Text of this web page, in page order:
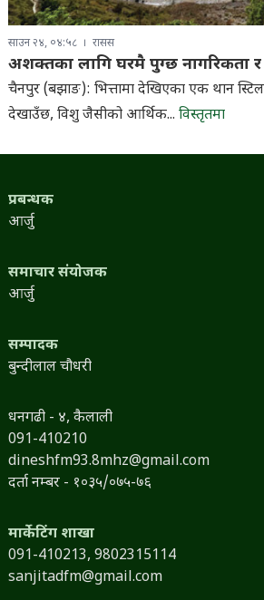
साउन २४, ०४:५८ रासस
अशक्तका लागि घरमै पुग्छ नागरिकता र
चैनपुर (बझाङ): भित्तामा देखिएका एक थान
देखाउँछ, विशु जैसीको आर्थिक... विस्तृतमा
प्रबन्धक
आर्जु
समाचार संयोजक
आर्जु
सम्पादक
बुन्दीलाल चौधरी
धनगढी - ४, कैलाली
091-410210
dineshfm93.8mhz@gmail.com
दर्ता नम्बर - १०३५/०७५-७६
मार्केटिंग शाखा
091-410213, 9802315114
sanjitadfm@gmail.com